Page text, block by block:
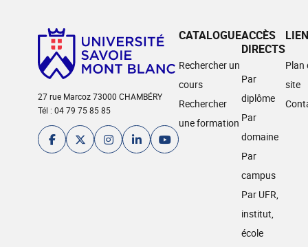
27 rue Marcoz 73000 CHAMBÉRY
Tél : 04 79 75 85 85
CATALOGUE
Rechercher un
cours
Rechercher
une formation
ACCÈS
DIRECTS
Par
diplôme
Par
domaine
Par
campus
Par UFR,
institut,
école
Plan
site